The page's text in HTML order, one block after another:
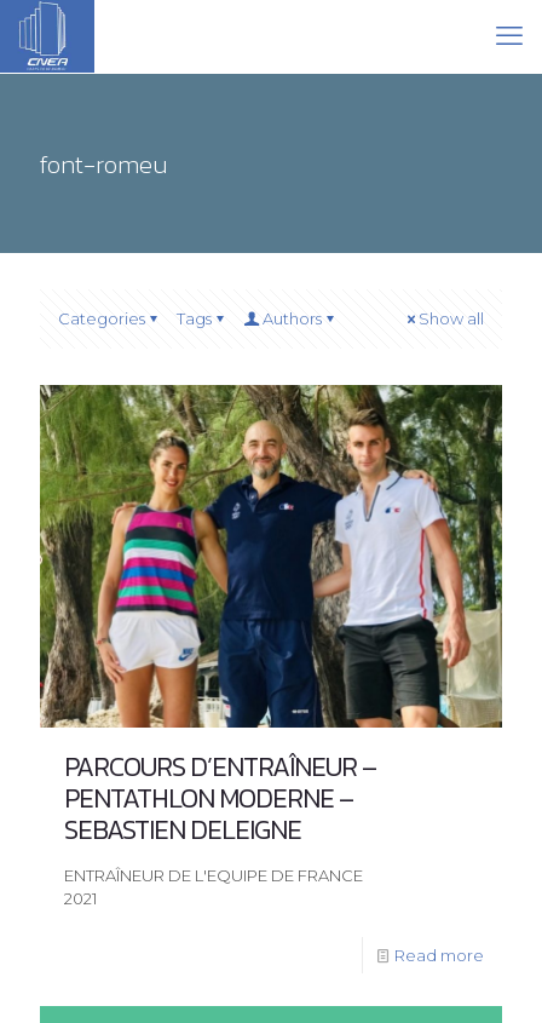
font-romeu
Categories Tags Authors Show all
PARCOURS D’ENTRAÎNEUR –
PENTATHLON MODERNE –
SEBASTIEN DELEIGNE
ENTRAÎNEUR DE L'EQUIPE DE FRANCE
2021
Read more